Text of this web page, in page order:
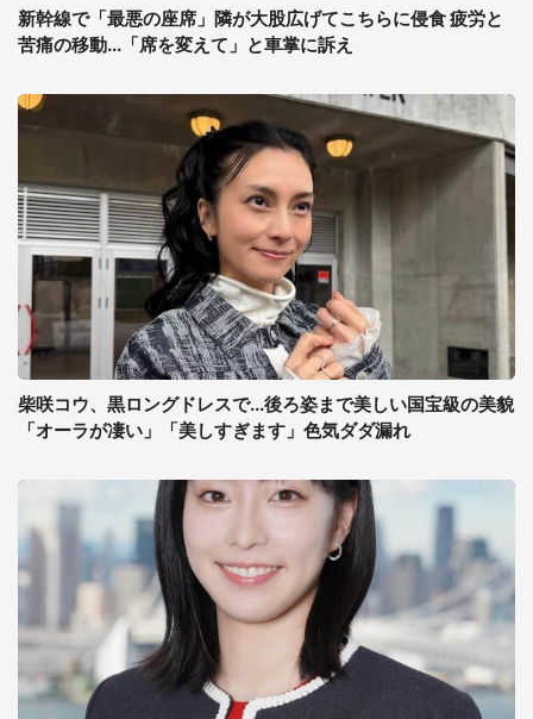
新幹線で「最悪の座席」隣が大股広げてこちらに侵食 疲労と
苦痛の移動...「席を変えて」と車掌に訴え
柴咲コウ、黒ロングドレスで...後ろ姿まで美しい国宝級の美貌
「オーラが凄い」「美しすぎます」色気ダダ漏れ